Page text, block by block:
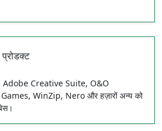
Adobe Creative Suite, O&O
WinZip, Nero और हज़ारों अन्य को